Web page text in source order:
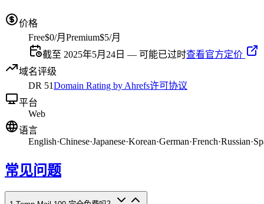
价格
Free$0/月 Premium$5/月
截至 2025年5月24日 — 可能已过时查看官方定价
域名评级
DR 51Domain Rating by Ahrefs许可协议
平台
Web
语言
English·Chinese·Japanese·Korean·German·French·Russian·
常见问题